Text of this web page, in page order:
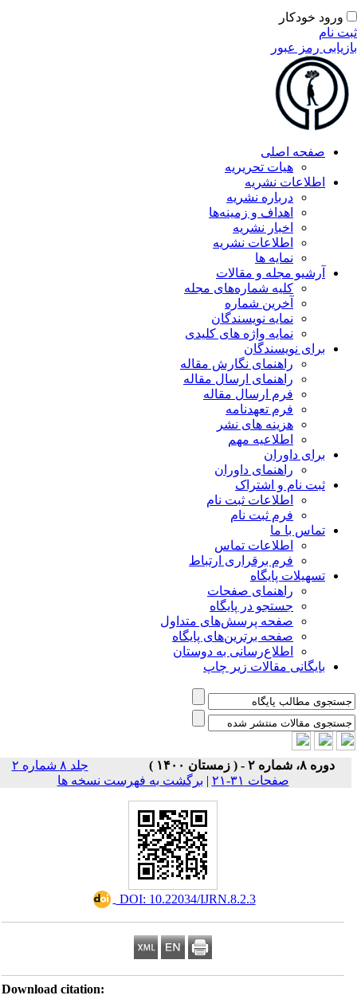
ورود خودکار
نام
رمز عبور
صفحه اصلی
هیات تحریریه
اطلاعات نشریه
درباره نشریه
اهداف و زمینه‌ها
اخبار نشریه
اطلاعات نشریه
نمایه ها
آرشیو مجله و مقالات
کلیه شماره‌های مجله
آخرین شماره
نمایه نویسندگان
نمایه واژه های کلیدی
برای نویسندگان
راهنمای نگارش مقاله
راهنمای ارسال مقاله
فرم ارسال مقاله
فرم تعهدنامه
هزینه های نشر
اطلاعیه مهم
برای داوران
راهنمای داوران
ثبت نام و اشتراک
اطلاعات ثبت نام
فرم ثبت نام
تماس با ما
اطلاعات تماس
فرم برقراری ارتباط
تسهیلات پایگاه
راهنمای صفحات
جستجو در پایگاه
صفحه پرسش‌های متداول
صفحه برترین‌های پایگاه
اطلاع‌رسانی به دوستان
بایگانی مقالات زیر چاپ
دوره ۸، شماره ۲ - ( زمستان ۱۴۰۰ )
جلد ۸ شماره ۲
صفحات ۳۱-۲۱
|برگشت به فهرست نسخه ها
‎ DOI: 10.22034/IJRN.8.2.3
Download citation: